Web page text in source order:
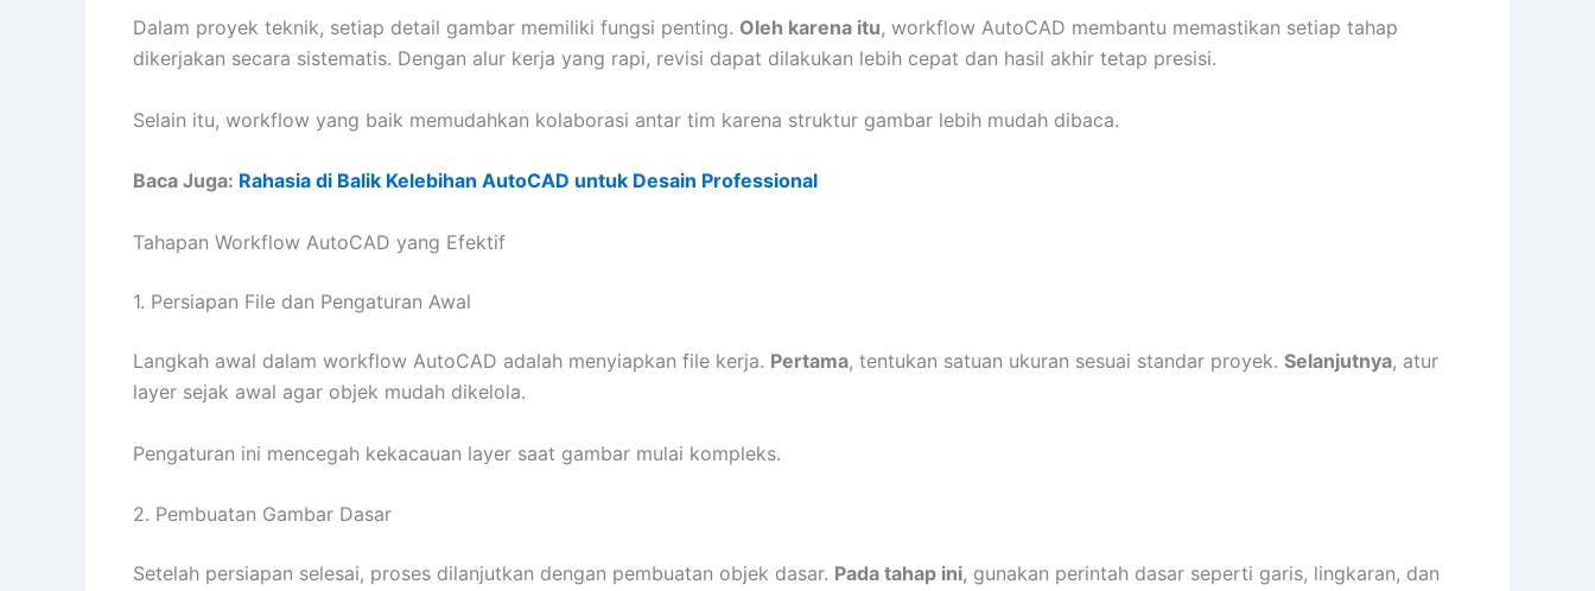
Dalam proyek teknik, setiap detail gambar memiliki fungsi penting. Oleh karena itu, workflow AutoCAD membantu memastikan setiap tahap
dikerjakan secara sistematis. Dengan alur kerja yang rapi, revisi dapat dilakukan lebih cepat dan hasil akhir tetap presisi.
Selain itu, workflow yang baik memudahkan kolaborasi antar tim karena struktur gambar lebih mudah dibaca.
Baca Juga: Rahasia di Balik Kelebihan AutoCAD untuk Desain Professional
Tahapan Workflow AutoCAD yang Efektif
1. Persiapan File dan Pengaturan Awal
Langkah awal dalam workflow AutoCAD adalah menyiapkan file kerja. Pertama, tentukan satuan ukuran sesuai standar proyek. Selanjutnya, atur
layer sejak awal agar objek mudah dikelola.
Pengaturan ini mencegah kekacauan layer saat gambar mulai kompleks.
2. Pembuatan Gambar Dasar
Setelah persiapan selesai, proses dilanjutkan dengan pembuatan objek dasar. Pada tahap ini, gunakan perintah dasar seperti garis, lingkaran, dan